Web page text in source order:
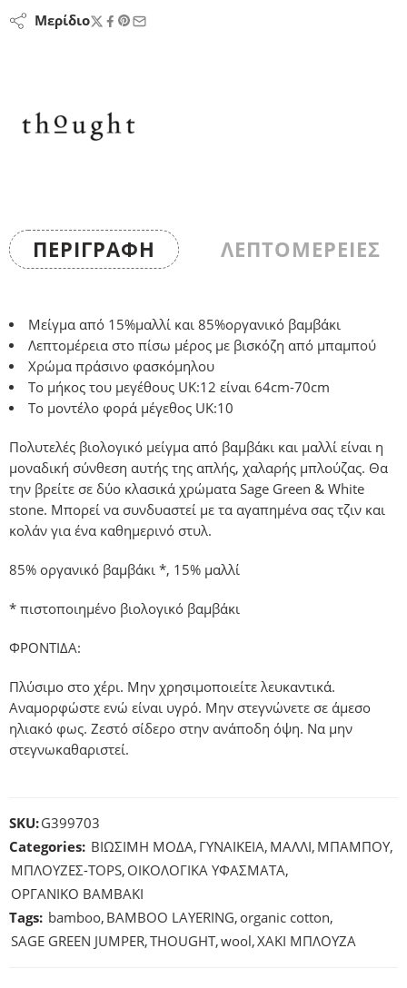
Μερίδιο
ΠΕΡΙΓΡΑΦΉ ΛΕΠΤΟΜΕΡΕΙΕΣ
Μείγμα από 15%μαλλί και 85%οργανικό βαμβάκι
Λεπτομέρεια στο πίσω μέρος με βισκόζη από μπαμπού
Χρώμα πράσινο φασκόμηλου
Το μήκος του μεγέθους UK:12 είναι 64cm-70cm
Το μοντέλο φορά μέγεθος UK:10
Πολυτελές βιολογικό μείγμα από βαμβάκι και μαλλί είναι η
μοναδική σύνθεση αυτής της απλής, χαλαρής μπλούζας. Θα
την βρείτε σε δύο κλασικά χρώματα Sage Green & White
stone. Μπορεί να συνδυαστεί με τα αγαπημένα σας τζιν και
κολάν για ένα καθημερινό στυλ.
85% οργανικό βαμβάκι *, 15% μαλλί
* πιστοποιημένο βιολογικό βαμβάκι
ΦΡΟΝΤΙΔΑ:
Πλύσιμο στο χέρι. Μην χρησιμοποιείτε λευκαντικά.
Αναμορφώστε ενώ είναι υγρό. Μην στεγνώνετε σε άμεσο
ηλιακό φως. Ζεστό σίδερο στην ανάποδη όψη. Να μην
στεγνωκαθαριστεί.
SKU:G399703
Categories: ΒΙΩΣΙΜΗ ΜΟΔΑ, ΓΥΝΑΙΚΕΙΑ, ΜΑΛΛΙ, ΜΠΑΜΠΟΥ,
ΜΠΛΟΥΖΕΣ-ΤΟPS, ΟΙΚΟΛΟΓΙΚΑ ΥΦΑΣΜΑΤΑ,
ΟΡΓΑΝΙΚΟ ΒΑΜΒΑΚΙ
Tags: bamboo, BAMBOO LAYERING, organic cotton,
SAGE GREEN JUMPER,THOUGHT,wool,ΧΑΚΙ ΜΠΛΟΥΖΑ